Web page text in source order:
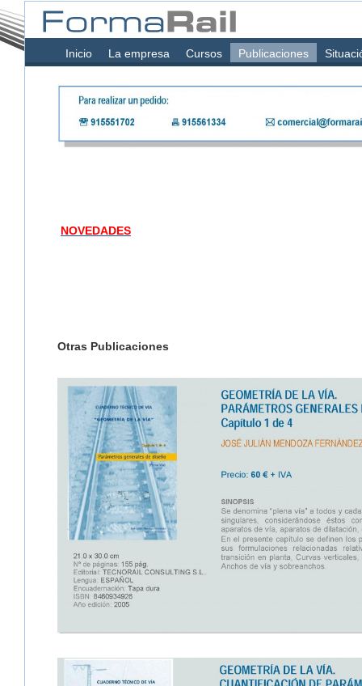
Inicio La empresa Cursos Publicaciones
NOVEDADES
Otras Publicaciones